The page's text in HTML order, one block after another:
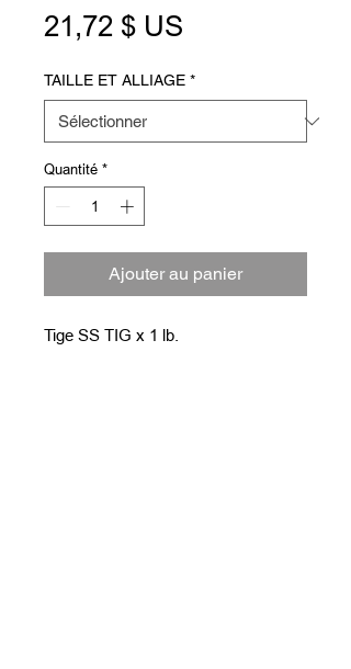
21,72 $ US
TAILLE ET ALLIAGE *
Quantité *
Ajouter au panier
Tige SS TIG x 1 lb.